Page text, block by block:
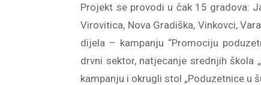
Projekt se provodi u čak 15 gradova:
Virovitica, Nova Gradiška, Vinkovci,
dijela – kampanju “Promociju
drvni sektor, natjecanje srednjih škola
kampanju i okrugli stol „Poduzetnice u